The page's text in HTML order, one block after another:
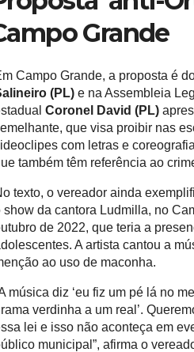
Grande
Campo Grande, a proposta é
(PL) e na Assembleia
Coronel David (PL)
que visa proibir nas
com letras e
também têm referência ao
texto, o vereador ainda
show da cantora Ludmilla, no
de 2022, que teria a
A artista cantou a
ao uso de maconha.
música diz ‘eu fiz um pé lá no
verdinha a um real’.
lei e isso não aconteça em
municipal”, afirma o